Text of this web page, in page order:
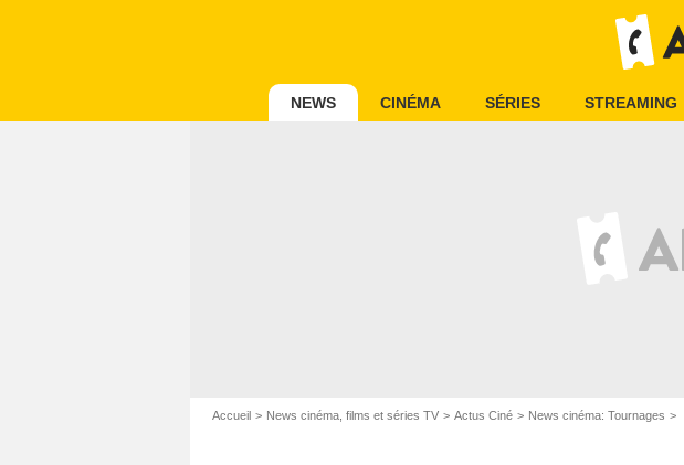
NEWS CINÉMA SÉRIES STREAMING
Accueil News cinéma, films et séries TV Actus Ciné News cinéma: Tournages